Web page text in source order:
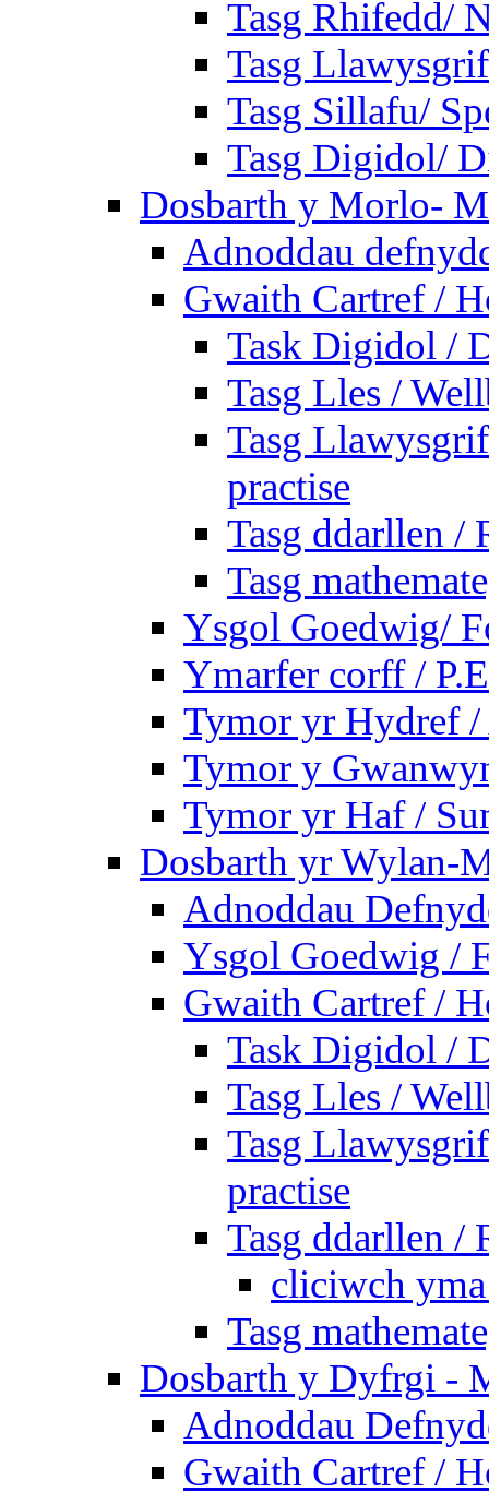
Tasg Rhifedd/
Tasg
Tasg Sillafu/
Tasg Digidol/
Dosbarth y Morlo-
Adnoddau
Gwaith Cartref /
Task Digidol /
Tasg Lles /
Tasg
practise
Tasg ddarllen /
Tasg
Ysgol Goedwig/
Ymarfer corff /
Tymor yr Hydref
Tymor y
Tymor yr Haf /
Dosbarth yr Wylan-
Adnoddau
Ysgol Goedwig /
Gwaith Cartref /
Task Digidol /
Tasg Lles /
Tasg
practise
Tasg ddarllen /
cliciwch
Tasg
Dosbarth y Dyfrgi -
Adnoddau
Gwaith Cartref /